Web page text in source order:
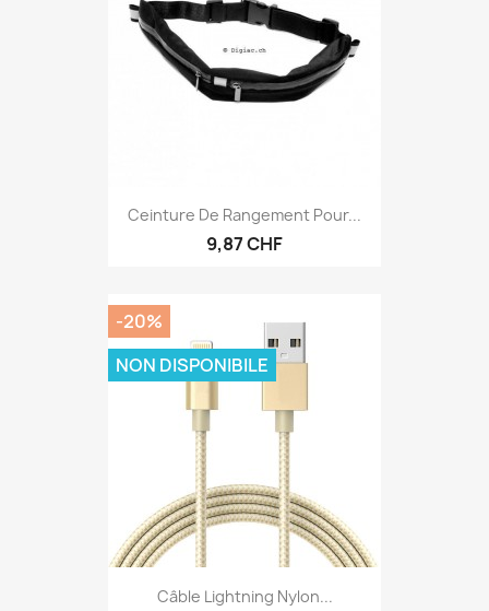
Ceinture De Rangement Pour...
9,87 CHF
Câble Lightning Nylon...
-20%
NON DISPONIBILE